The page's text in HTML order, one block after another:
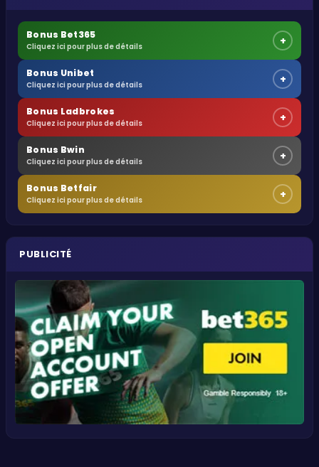
Bonus Bet365
Cliquez ici pour plus de détails +
Bonus Unibet
Cliquez ici pour plus de détails +
Bonus Ladbrokes
Cliquez ici pour plus de détails +
Bonus Bwin
Cliquez ici pour plus de détails +
Bonus Betfair
Cliquez ici pour plus de détails +
PUBLICITÉ